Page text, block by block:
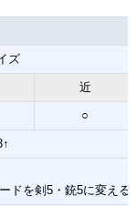
ズ
近
○
ドを剣5・銃5に変える